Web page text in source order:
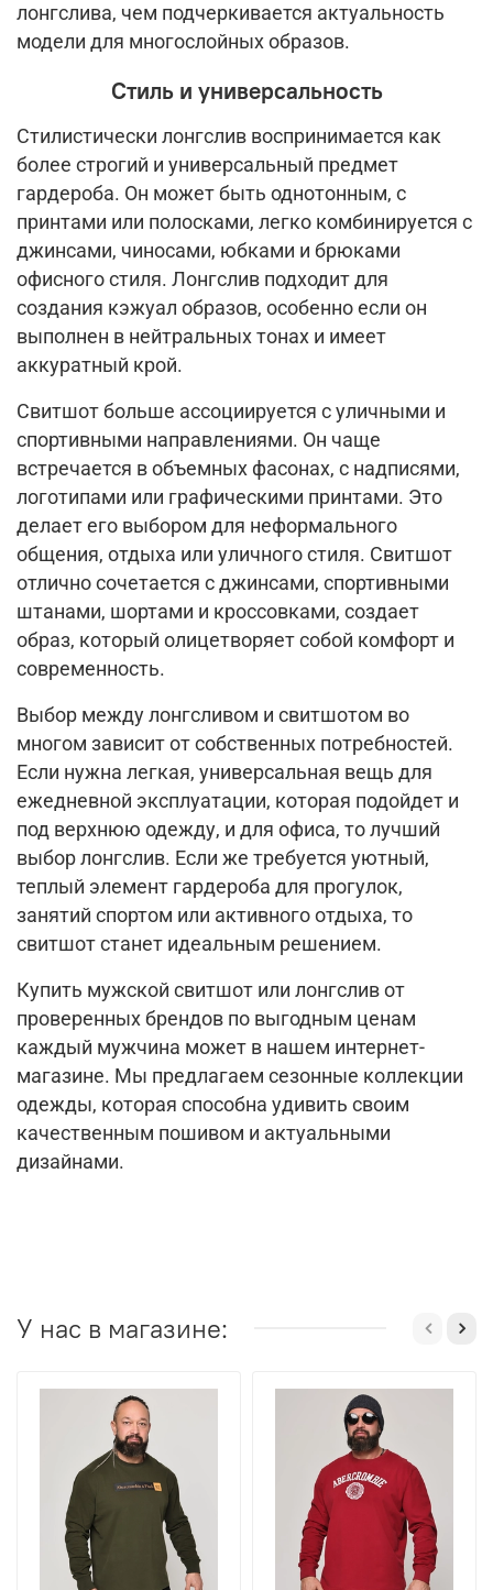
лонгслива, чем подчеркивается актуальность
модели для многослойных образов.
Стиль и универсальность
Стилистически лонгслив воспринимается как
более строгий и универсальный предмет
гардероба. Он может быть однотонным, с
принтами или полосками, легко комбинируется с
джинсами, чиносами, юбками и брюками
офисного стиля. Лонгслив подходит для
создания кэжуал образов, особенно если он
выполнен в нейтральных тонах и имеет
аккуратный крой.
Свитшот больше ассоциируется с уличными и
спортивными направлениями. Он чаще
встречается в объемных фасонах, с надписями,
логотипами или графическими принтами. Это
делает его выбором для неформального
общения, отдыха или уличного стиля. Свитшот
отлично сочетается с джинсами, спортивными
штанами, шортами и кроссовками, создает
образ, который олицетворяет собой комфорт и
современность.
Выбор между лонгсливом и свитшотом во
многом зависит от собственных потребностей.
Если нужна легкая, универсальная вещь для
ежедневной эксплуатации, которая подойдет и
под верхнюю одежду, и для офиса, то лучший
выбор лонгслив. Если же требуется уютный,
теплый элемент гардероба для прогулок,
занятий спортом или активного отдыха, то
свитшот станет идеальным решением.
Купить мужской свитшот или лонгслив от
проверенных брендов по выгодным ценам
каждый мужчина может в нашем интернет-
магазине. Мы предлагаем сезонные коллекции
одежды, которая способна удивить своим
качественным пошивом и актуальными
дизайнами.
У нас в магазине: